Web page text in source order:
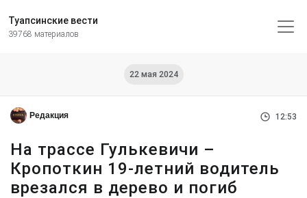
Туапсинские вести
39768 материалов
22 мая 2024
Редакция 12:53
На трассе Гулькевичи –
Кропоткин 19-летний водитель
врезался в дерево и погиб